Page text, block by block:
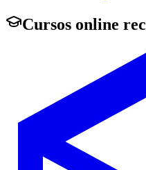
Cursos online